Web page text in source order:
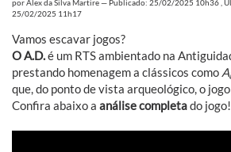
porAlex da Silva Martire— Publicado: 25/02/2025 10h36
25/02/2025 11h17
Vamos escavar jogos?
O A.D.é um RTS ambientado na
prestando homenagem a clássicos como
que, do ponto de vista arqueológico, o
Confira abaixo a análise completado jogo!